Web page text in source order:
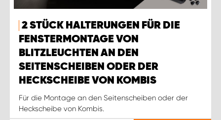
2 STÜCK HALTERUNGEN FÜR DIE
FENSTERMONTAGE VON
BLITZLEUCHTEN AN DEN
SEITENSCHEIBEN ODER DER
HECKSCHEIBE VON KOMBIS
Für die Montage an den Seitenscheiben oder der
Heckscheibe von Kombis.